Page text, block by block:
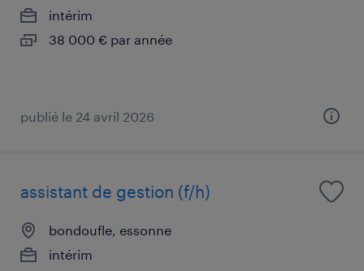
intérim
38 000 € par année
publié le 24 avril 2026
assistant de gestion (f/h)
bondoufle, essonne
intérim